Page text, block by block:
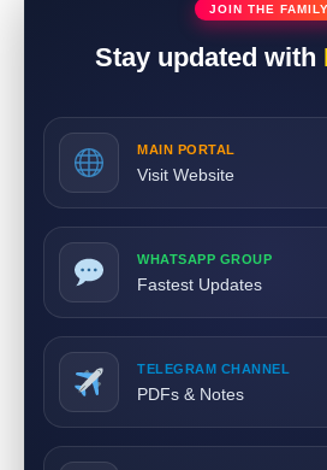
JOIN THE FAMILY
Stay updated with
MAIN PORTAL
Visit Website
WHATSAPP GROUP
Fastest Updates
TELEGRAM CHANNEL
PDFs & Notes